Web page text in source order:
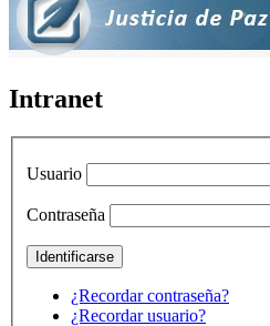
Intranet
Usuario
Contraseña
¿Recordar contraseña?
¿Recordar usuario?